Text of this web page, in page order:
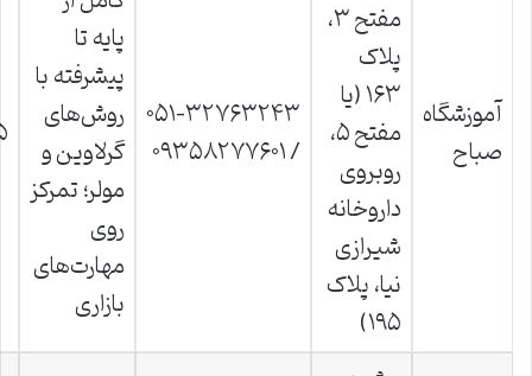
آموزشگاه
صباح
مفتح ۳،
پلاک
۱۶۳ (یا
مفتح ۵،
روبروی
داروخانه
شیرازی
نیا، پلاک
۱۹۵)
۰۵۱-۳۲۷۶۳۲۴۳
/ ۰۹۳۵۸۲۷۷۶۰۱
پایه تا
پیشرفته با
روش‌های
گرلاوین و
مولر؛ تمرکز
روی
مهارت‌های
بازاری